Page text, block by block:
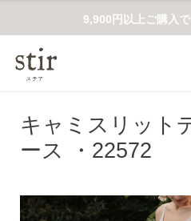
9,900円以上ご購入で
キャミスリット
ース ・22572